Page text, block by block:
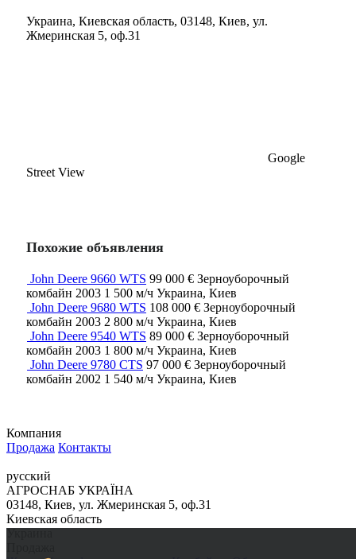
Украина, Киевская область, 03148, Киев, ул.
Жмеринская 5, оф.31
Google
Street View
Похожие объявления
John Deere 9660 WTS 99 000 € Зерноуборочный
комбайн 2003 1 500 м/ч Украина, Киев
John Deere 9680 WTS 108 000 € Зерноуборочный
комбайн 2003 2 800 м/ч Украина, Киев
John Deere 9540 WTS 89 000 € Зерноуборочный
комбайн 2003 1 800 м/ч Украина, Киев
John Deere 9780 CTS 97 000 € Зерноуборочный
комбайн 2002 1 540 м/ч Украина, Киев
Компания
Продажа Контакты
русский
АГРОСНАБ УКРАЇНА
03148, Киев, ул. Жмеринская 5, оф.31
Киевская область